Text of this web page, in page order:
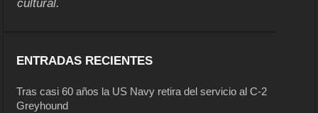
cultural.
ENTRADAS RECIENTES
Tras casi 60 años la US Navy retira del servicio al C-2
Greyhound